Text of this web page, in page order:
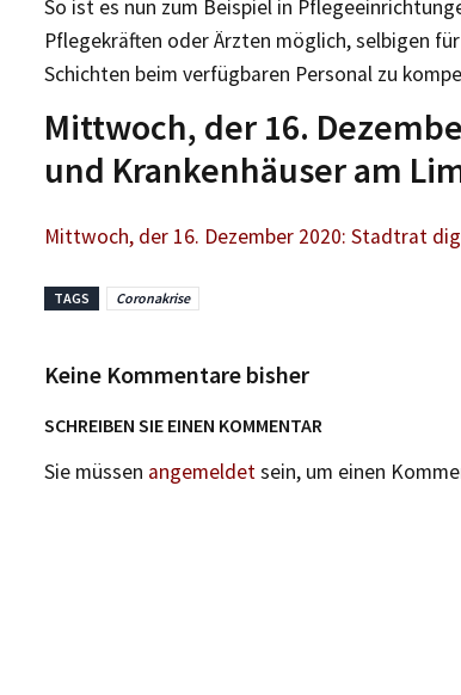
So ist es nun zum Beispiel in
Pflegekräften oder Ärzten möglich, selbigen
Schichten beim verfügbaren Personal zu
Mittwoch, der 16.
und Krankenhäuser am
Mittwoch, der 16. Dezember 2020: Stadtrat
TAGS Coronakrise
Keine Kommentare bisher
SCHREIBEN SIE EINEN KOMMENTAR
Sie müssen angemeldetsein, um einen